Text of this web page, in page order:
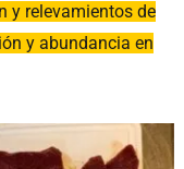
y relevamientos de
y abundancia en